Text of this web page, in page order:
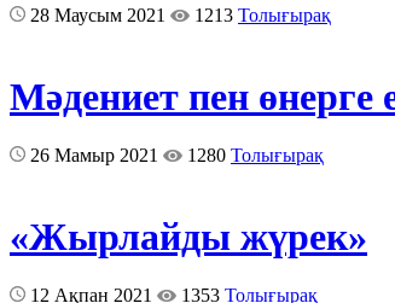
28 Маусым 2021 1213 Толығырақ
Мәдениет пен өнерге
26 Мамыр 2021 1280 Толығырақ
«Жырлайды жүрек»
12 Ақпан 2021 1353 Толығырақ